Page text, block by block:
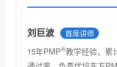
系统集成项目管理工
系统集成项目管理工程
系统集成项目管理工
刘巨波 首席讲师
15年PMP®教学经验，累